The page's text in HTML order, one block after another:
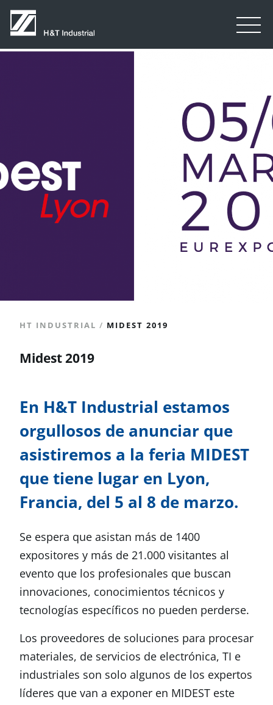
HT INDUSTRIAL / MIDEST 2019
Midest 2019
En H&T Industrial estamos
orgullosos de anunciar que
asistiremos a la feria MIDEST
que tiene lugar en Lyon,
Francia, del 5 al 8 de marzo.
Se espera que asistan más de 1400
expositores y más de 21.000 visitantes al
evento que los profesionales que buscan
innovaciones, conocimientos técnicos y
tecnologías específicos no pueden perderse.
Los proveedores de soluciones para procesar
materiales, de servicios de electrónica, TI e
industriales son solo algunos de los expertos
líderes que van a exponer en MIDEST este